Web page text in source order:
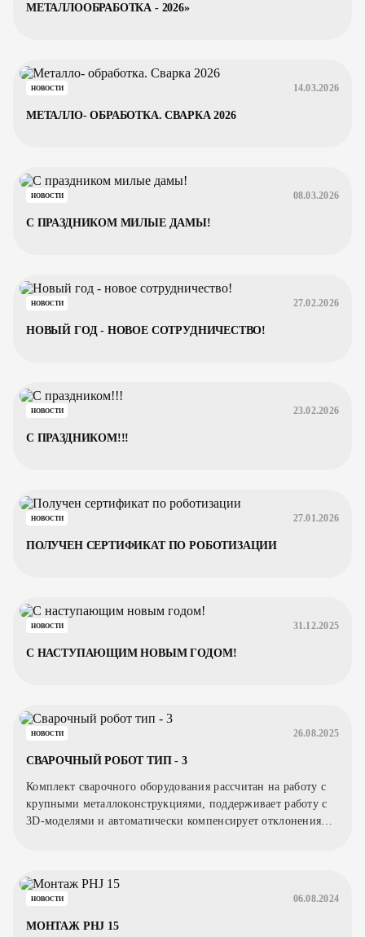
МЕТАЛЛООБРАБОТКА - 2026»
НОВОСТИ 14.03.2026
МЕТАЛЛО- ОБРАБОТКА. СВАРКА 2026
НОВОСТИ 08.03.2026
С ПРАЗДНИКОМ МИЛЫЕ ДАМЫ!
НОВОСТИ 27.02.2026
НОВЫЙ ГОД - НОВОЕ СОТРУДНИЧЕСТВО!
НОВОСТИ 23.02.2026
С ПРАЗДНИКОМ!!!
НОВОСТИ 27.01.2026
ПОЛУЧЕН СЕРТИФИКАТ ПО РОБОТИЗАЦИИ
НОВОСТИ 31.12.2025
С НАСТУПАЮЩИМ НОВЫМ ГОДОМ!
НОВОСТИ 26.08.2025
СВАРОЧНЫЙ РОБОТ ТИП - 3
Комплект сварочного оборудования рассчитан на работу с
крупными металлоконструкциями, поддерживает работу с
3D-моделями и автоматически компенсирует отклонения
НОВОСТИ 06.08.2024
МОНТАЖ PHJ 15